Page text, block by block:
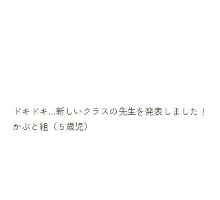
ドキドキ…新しいクラスの先生を発表しました！
かぶと組（５歳児）